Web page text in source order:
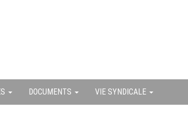
DOCUMENTS VIE SYNDICALE